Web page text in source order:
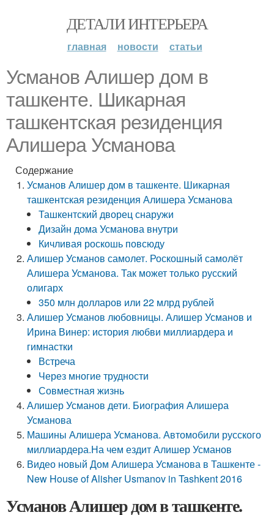
ДЕТАЛИ ИНТЕРЬЕРА
главная новости статьи
Усманов Алишер дом в
ташкенте. Шикарная
ташкентская резиденция
Алишера Усманова
Содержание
Усманов Алишер дом в ташкенте. Шикарная
ташкентская резиденция Алишера Усманова
Ташкентский дворец снаружи
Дизайн дома Усманова внутри
Кичливая роскошь повсюду
Алишер Усманов самолет. Роскошный самолёт
Алишера Усманова. Так может только русский
олигарх
350 млн долларов или 22 млрд рублей
Алишер Усманов любовницы. Алишер Усманов и
Ирина Винер: история любви миллиардера и
гимнастки
Встреча
Через многие трудности
Совместная жизнь
Алишер Усманов дети. Биография Алишера
Усманова
Машины Алишера Усманова. Автомобили русского
миллиардера.На чем ездит Алишер Усманов
Видео новый Дом Алишера Усманова в Ташкенте -
New House of Alisher Usmanov in Tashkent 2016
Усманов Алишер дом в ташкенте.